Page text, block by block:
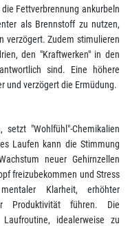
Fettverbrennung ankurbeln
als Brennstoff zu nutzen,
verzögert. Zudem stimulieren
den "Kraftwerken" in den
sind. Eine höhere
und verzögert die Ermüdung.
setzt "Wohlfühl"-Chemikalien
Laufen kann die Stimmung
neuer Gehirnzellen
freizubekommen und Stress
Klarheit, erhöhter
Produktivität führen. Die
idealerweise zu